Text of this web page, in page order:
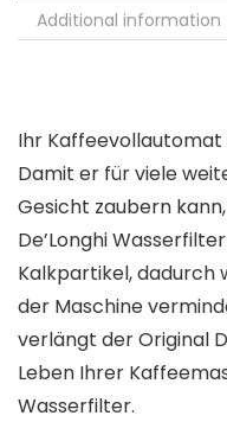
Additional information
Ihr Kaffeevollautomat
Damit er für viele
Gesicht zaubern
De’Longhi
Kalkpartikel, dadurch
der Maschine
verlängt der Original
Leben Ihrer
Wasserfilter.